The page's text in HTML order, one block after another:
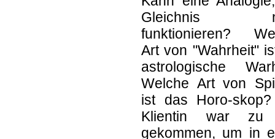
Gleichnis
funktionieren?
Art von "Wahrheit"
astrologische
Welche Art von
ist das Horo-
Klientin war zu
gekommen, um in